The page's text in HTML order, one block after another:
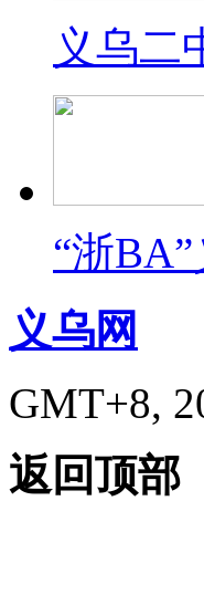
义乌二
“浙
义乌网
GMT+8,
返回顶部